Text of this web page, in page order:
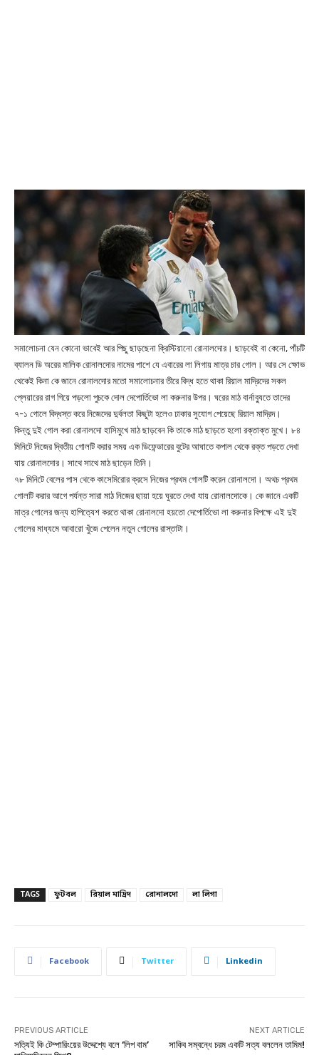
সমালোচনা যেন কোনো ভাবেই আর পিছু ছাড়ছেনা ক্রিস্টিয়ানো রোনালদোর। ছাড়বেই বা কেনো, পাঁচটি
ব্যালন ডি অরের মালিক রোনালদোর নামের পাশে যে এবারের লা লিগায় মাত্র চার গোল। আর সে ক্ষোভ
থেকেই কিনা কে জানে রোনালদোর মতো সমালোচনার তীরে বিদ্ধ হতে থাকা রিয়াল মাদ্রিদের সকল
প্লেয়ারের রাগ গিয়ে পড়লো পুচকে দোল দেপোর্তিভো লা করুনার উপর। ঘরের মাঠ বার্নাব্যুতে তাদের
৭-১ গোলে বিদ্ধস্ত করে নিজেদের দুর্বলতা কিছুটা হলেও ঢাকার সুযোগ পেয়েছে রিয়াল মাদ্রিদ।
কিন্তু দুই গোল করা রোনালদো হাসিমুখে মাঠ ছাড়বেন কি তাকে মাঠ ছাড়তে হলো রক্তাক্ত মুখে। ৮৪
মিনিটে নিজের দ্বিতীয় গোলটি করার সময় এক ডিফেন্ডারের বুটের আঘাতে কপাল থেকে রক্ত পড়তে দেখা
যায় রোনালদোর। সাথে সাথে মাঠ ছাড়েন তিনি।
৭৮ মিনিটে বেলের পাস থেকে কাসেমিরোর ক্রসে নিজের প্রথম গোলটি করেন রোনালদো। অথচ প্রথম
গোলটি করার আগে পর্যন্ত সারা মাঠ নিজের ছায়া হয়ে ঘুরতে দেখা যায় রোনালদোকে। কে জানে একটি
মাত্র গোলের জন্য হাপিত্যেশ করতে থাকা রোনালদো হয়তো দেপোর্তিভো লা করুনার বিপক্ষে এই দুই
গোলের মাধ্যমে আবারো খুঁজে পেলেন নতুন গোলের রাস্তাটা।
TAGS ফুটবল রিয়াল মাদ্রিদ রোনালদো লা লিগা
Facebook Twitter Linkedin
PREVIOUS ARTICLE
সত্যিই কি টেম্পারিংয়ের উদ্দেশ্যে বলে ‘লিপ বাম’
NEXT ARTICLE
সাকিব সম্বন্ধে চরম একটি সত্য বললেন তামিম!